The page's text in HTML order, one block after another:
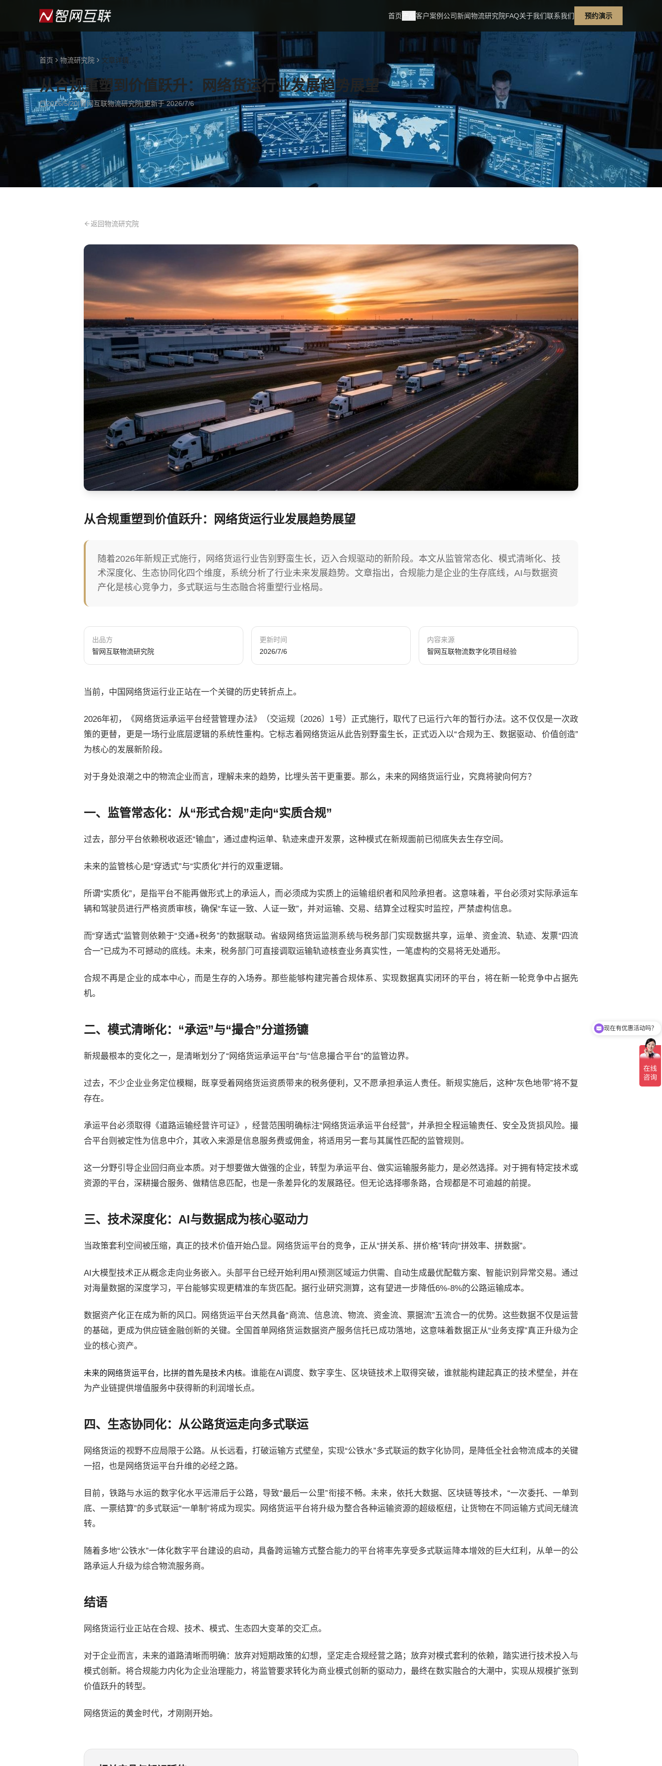
首页 客户案例 公司新闻物流研究院FAQ关于我们联系我们 预约演示
首页 物流研究院 文章详情
从合规重塑到价值跃升：网络货运行业发展趋势展望
2026/5/20|智网互联物流研究院|更新于2026/7/6
返回物流研究院
从合规重塑到价值跃升：网络货运行业发展趋势展望
随着2026年新规正式施行，网络货运行业告别野蛮生长，迈入合规驱动的新阶段。本文从监管常态化、模式清晰化、技
术深度化、生态协同化四个维度，系统分析了行业未来发展趋势。文章指出，合规能力是企业的生存底线，AI与数据资
产化是核心竞争力，多式联运与生态融合将重塑行业格局。
出品方
智网互联物流研究院
更新时间
2026/7/6
内容来源
智网互联物流数字化项目经验
当前，中国网络货运行业正站在一个关键的历史转折点上。
2026年初，《网络货运承运平台经营管理办法》（交运规〔2026〕1号）正式施行，取代了已运行六年的暂行办法。这不仅仅是一次政
策的更替，更是一场行业底层逻辑的系统性重构。它标志着网络货运从此告别野蛮生长，正式迈入以“合规为王、数据驱动、价值创造”
为核心的发展新阶段。
对于身处浪潮之中的物流企业而言，理解未来的趋势，比埋头苦干更重要。那么，未来的网络货运行业，究竟将驶向何方？
一、监管常态化：从“形式合规”走向“实质合规”
过去，部分平台依赖税收返还“输血”，通过虚构运单、轨迹来虚开发票，这种模式在新规面前已彻底失去生存空间。
未来的监管核心是“穿透式”与“实质化”并行的双重逻辑。
所谓“实质化”，是指平台不能再做形式上的承运人，而必须成为实质上的运输组织者和风险承担者。这意味着，平台必须对实际承运车
辆和驾驶员进行严格资质审核，确保“车证一致、人证一致”，并对运输、交易、结算全过程实时监控，严禁虚构信息。
而“穿透式”监管则依赖于“交通+税务”的数据联动。省级网络货运监测系统与税务部门实现数据共享，运单、资金流、轨迹、发票“四流
合一”已成为不可撼动的底线。未来，税务部门可直接调取运输轨迹核查业务真实性，一笔虚构的交易将无处遁形。
合规不再是企业的成本中心，而是生存的入场券。那些能够构建完善合规体系、实现数据真实闭环的平台，将在新一轮竞争中占据先
机。
二、模式清晰化：“承运”与“撮合”分道扬镳
新规最根本的变化之一，是清晰划分了“网络货运承运平台”与“信息撮合平台”的监管边界。
过去，不少企业业务定位模糊，既享受着网络货运资质带来的税务便利，又不愿承担承运人责任。新规实施后，这种“灰色地带”将不复
存在。
承运平台必须取得《道路运输经营许可证》，经营范围明确标注“网络货运承运平台经营”，并承担全程运输责任、安全及货损风险。撮
合平台则被定性为信息中介，其收入来源是信息服务费或佣金，将适用另一套与其属性匹配的监管规则。
这一分野引导企业回归商业本质。对于想要做大做强的企业，转型为承运平台、做实运输服务能力，是必然选择。对于拥有特定技术或
资源的平台，深耕撮合服务、做精信息匹配，也是一条差异化的发展路径。但无论选择哪条路，合规都是不可逾越的前提。
三、技术深度化：AI与数据成为核心驱动力
当政策套利空间被压缩，真正的技术价值开始凸显。网络货运平台的竞争，正从“拼关系、拼价格”转向“拼效率、拼数据”。
AI大模型技术正从概念走向业务嵌入。头部平台已经开始利用AI预测区域运力供需、自动生成最优配载方案、智能识别异常交易。通过
对海量数据的深度学习，平台能够实现更精准的车货匹配。据行业研究测算，这有望进一步降低6%-8%的公路运输成本。
数据资产化正在成为新的风口。网络货运平台天然具备“商流、信息流、物流、资金流、票据流”五流合一的优势。这些数据不仅是运营
的基础，更成为供应链金融创新的关键。全国首单网络货运数据资产服务信托已成功落地，这意味着数据正从“业务支撑”真正升级为企
业的核心资产。
未来的网络货运平台，比拼的首先是技术内核。谁能在AI调度、数字孪生、区块链技术上取得突破，谁就能构建起真正的技术壁垒，并在
为产业链提供增值服务中获得新的利润增长点。
四、生态协同化：从公路货运走向多式联运
网络货运的视野不应局限于公路。从长远看，打破运输方式壁垒，实现“公铁水”多式联运的数字化协同，是降低全社会物流成本的关键
一招，也是网络货运平台升维的必经之路。
目前，铁路与水运的数字化水平远滞后于公路，导致“最后一公里”衔接不畅。未来，依托大数据、区块链等技术，“一次委托、一单到
底、一票结算”的多式联运“一单制”将成为现实。网络货运平台将升级为整合各种运输资源的超级枢纽，让货物在不同运输方式间无缝流
转。
随着多地“公铁水”一体化数字平台建设的启动，具备跨运输方式整合能力的平台将率先享受多式联运降本增效的巨大红利，从单一的公
路承运人升级为综合物流服务商。
结语
网络货运行业正站在合规、技术、模式、生态四大变革的交汇点。
对于企业而言，未来的道路清晰而明确：放弃对短期政策的幻想，坚定走合规经营之路；放弃对模式套利的依赖，踏实进行技术投入与
模式创新。将合规能力内化为企业治理能力，将监管要求转化为商业模式创新的驱动力，最终在数实融合的大潮中，实现从规模扩张到
价值跃升的转型。
网络货运的黄金时代，才刚刚开始。
现在有优惠活动吗？